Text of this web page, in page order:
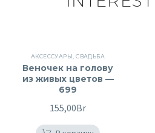
АКСЕССУАРЫ ,СВАДЬБА
Веночек на голову
из живых цветов —
699
155,00Br